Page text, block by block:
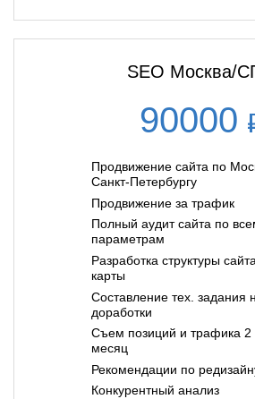
SEO Москва/
90000
Продвижение сайта по
Санкт-Петербургу
Продвижение за трафик
Полный аудит сайта по
параметрам
Разработка структуры
карты
Составление тех. задания
доработки
Съем позиций и трафика 2
месяц
Рекомендации по
Конкурентный анализ